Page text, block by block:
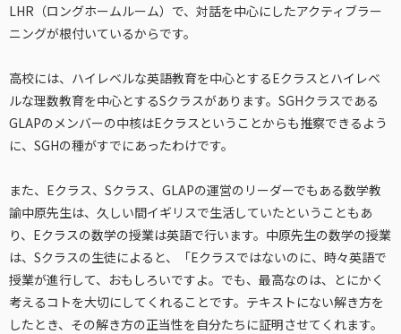
LHR（ロングホームルーム）で、対話を中心にしたアクティブラー
ニングが根付いているからです。
高校には、ハイレベルな英語教育を中心とするEクラスとハイレベ
ルな理数教育を中心とするSクラスがあります。SGHクラスである
GLAPのメンバーの中核はEクラスということからも推察できるよう
に、SGHの種がすでにあったわけです。
また、Eクラス、Sクラス、GLAPの運営のリーダーでもある数学教
諭中原先生は、久しい間イギリスで生活していたということもあ
り、Eクラスの数学の授業は英語で行います。中原先生の数学の授業
は、Sクラスの生徒によると、「Eクラスではないのに、時々英語で
授業が進行して、おもしろいですよ。でも、最高なのは、とにかく
考えるコトを大切にしてくれることです。テキストにない解き方を
したとき、その解き方の正当性を自分たちに証明させてくれます。